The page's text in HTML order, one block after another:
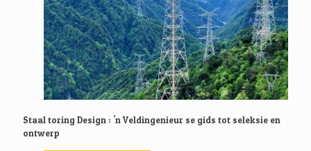
Staal toring Design : 'n Veldingenieur se gids tot seleksie en
ontwerp